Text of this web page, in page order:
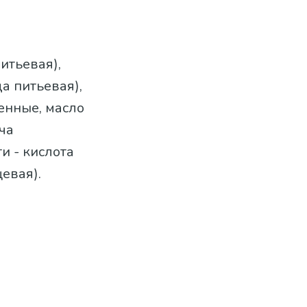
питьевая),
масло
- кислота